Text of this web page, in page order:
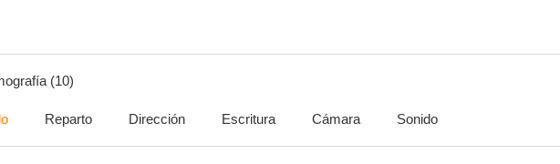
(10)
Reparto Dirección Escritura Cámara Sonido